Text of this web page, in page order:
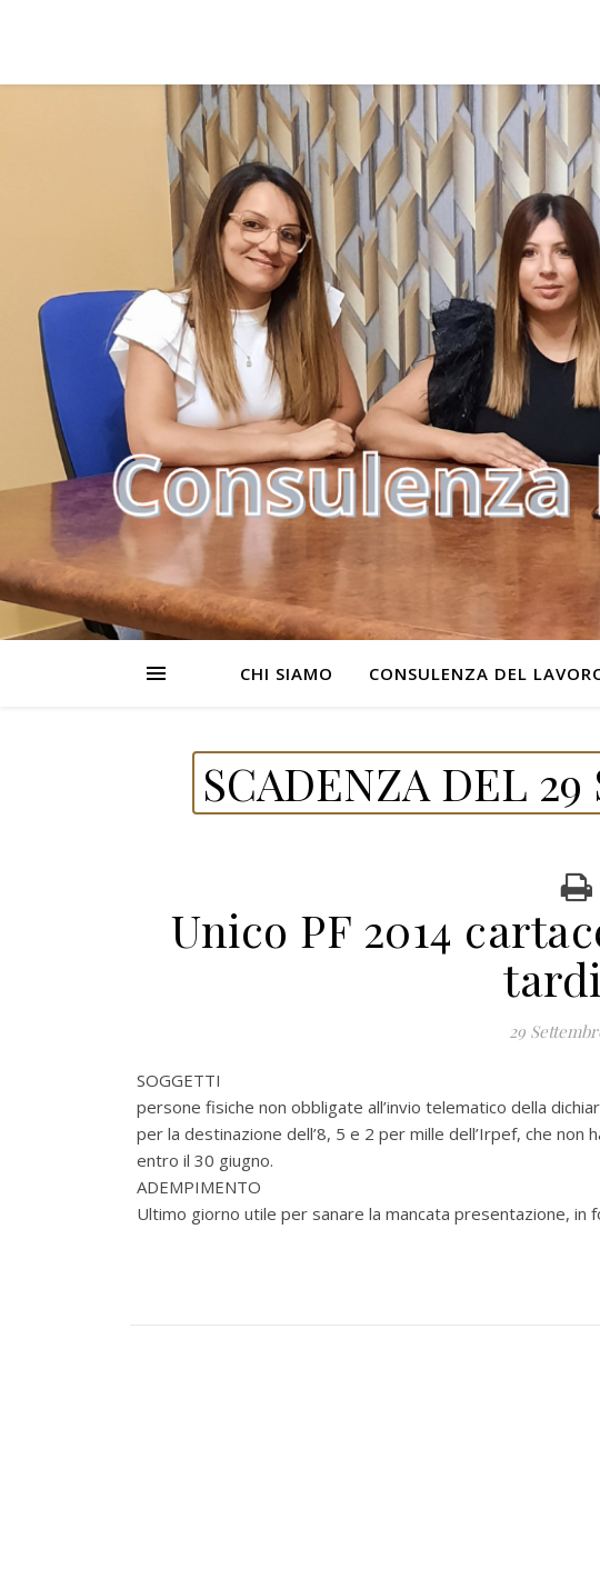
CHI SIAMO CONSULENZA DEL
SCADENZA DEL 29
Unico PF 2014
29
SOGGETTI
persone fisiche non obbligate all’invio telematico della
per la destinazione dell’8, 5 e 2 per mille dell’Irpef, che
entro il 30 giugno.
ADEMPIMENTO
Ultimo giorno utile per sanare la mancata presentazione, in